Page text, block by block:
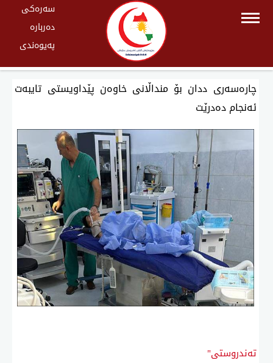
سەرەکی
دەربارە
پەیوەندی
چارەسەری ددان بۆ منداڵانی خاوەن پێداویستی تایبەت
ئەنجام دەدرێت
تەندروستی"